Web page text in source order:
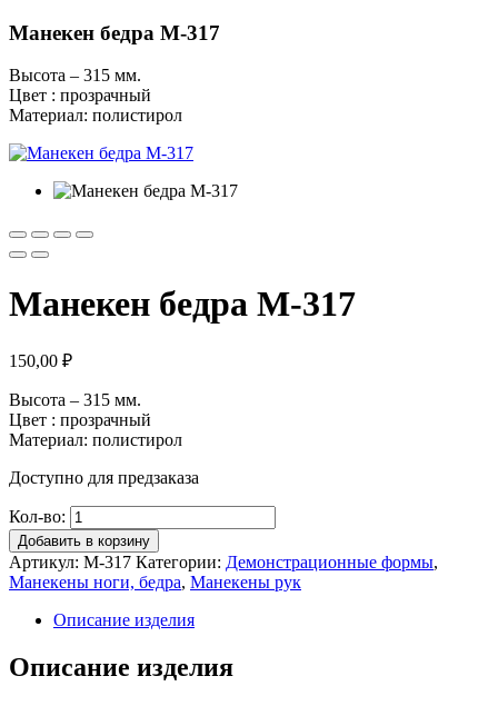
Манекен бедра М-317
Высота – 315 мм.
Цвет : прозрачный
Материал: полистирол
Манекен бедра М-317
150,00 ₽
Высота – 315 мм.
Цвет : прозрачный
Материал: полистирол
Доступно для предзаказа
Кол-во:
Добавить в корзину
Артикул: М-317 Категории: Демонстрационные формы,
Манекены ноги, бедра, Манекены рук
Описание изделия
Описание изделия